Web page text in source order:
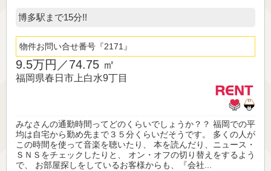
博多駅まで15分!!
物件お問い合せ番号 2171
9.5万円／74.75 ㎡
福岡県春日市上白水9丁目
みなさんの通勤時間ってどのくらいでしょうか？？ 福岡での平
均は自宅から勤め先まで３５分くらいだそうです。 多くの人が
この時間を使って音楽を聴いたり、 本を読んだり、ニュース・
ＳＮＳをチェックしたりと、 オン・オフの切り替えをするよう
で、 お部屋探しをしているお客様からも、『会社...